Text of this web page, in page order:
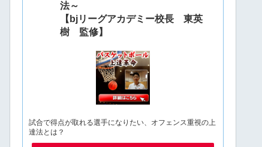
法～
【bjリーグアカデミー校長 東英
樹 監修】
試合で得点が取れる選手になりたい、オフェンス重視の上
達法とは？